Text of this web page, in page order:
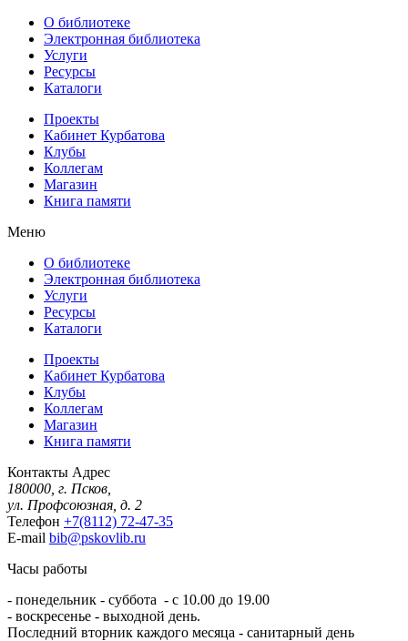
О библиотеке
Электронная библиотека
Услуги
Ресурсы
Каталоги
Проекты
Кабинет Курбатова
Клубы
Коллегам
Магазин
Книга памяти
Меню
О библиотеке
Электронная библиотека
Услуги
Ресурсы
Каталоги
Проекты
Кабинет Курбатова
Клубы
Коллегам
Магазин
Книга памяти
Контакты Адрес
180000, г. Псков,
ул. Профсоюзная, д. 2
Телефон +7(8112) 72-47-35
E-mail bib@pskovlib.ru
Часы работы
- понедельник - суббота - с 10.00 до 19.00
- воскресенье - выходной день.
Последний вторник каждого месяца - санитарный день